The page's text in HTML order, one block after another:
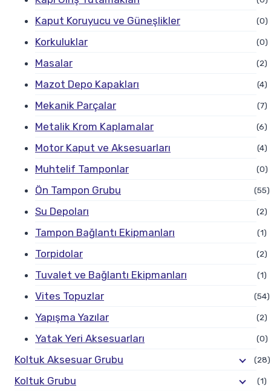
Kaput Koruyucu ve Güneşlikler (0)
Korkuluklar (0)
Masalar (2)
Mazot Depo Kapakları (4)
Mekanik Parçalar (7)
Metalik Krom Kaplamalar (6)
Motor Kaput ve Aksesuarları (4)
Muhtelif Tamponlar (0)
Ön Tampon Grubu (55)
Su Depoları (2)
Tampon Bağlantı Ekipmanları (1)
Torpidolar (2)
Tuvalet ve Bağlantı Ekipmanları (1)
Vites Topuzlar (54)
Yapışma Yazılar (2)
Yatak Yeri Aksesuarları (0)
Koltuk Aksesuar Grubu (28)
Koltuk Grubu (1)